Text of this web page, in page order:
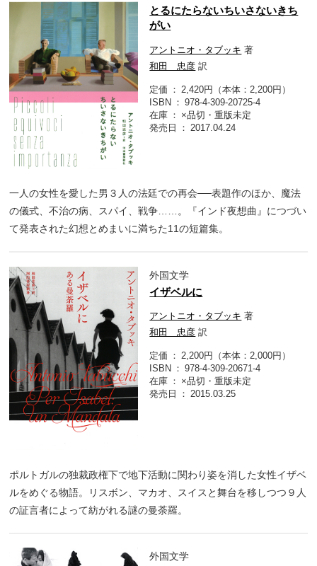
とるにたらないちいさないきち
がい
アントニオ・タブッキ 著
和田 忠彦 訳
定価
2,420円（本体：2,200円）
ISBN
978-4-309-20725-4
在庫
×品切・重版未定
発売日
2017.04.24
一人の女性を愛した男３人の法廷での再会──表題作のほか、魔法
の儀式、不治の病、スパイ、戦争……。『インド夜想曲』につづい
て発表された幻想とめまいに満ちた11の短篇集。
外国文学
イザベルに
アントニオ・タブッキ 著
和田 忠彦 訳
定価
2,200円（本体：2,000円）
ISBN
978-4-309-20671-4
在庫
×品切・重版未定
発売日
2015.03.25
ポルトガルの独裁政権下で地下活動に関わり姿を消した女性イザベ
ルをめぐる物語。リスボン、マカオ、スイスと舞台を移しつつ９人
の証言者によって紡がれる謎の曼荼羅。
外国文学